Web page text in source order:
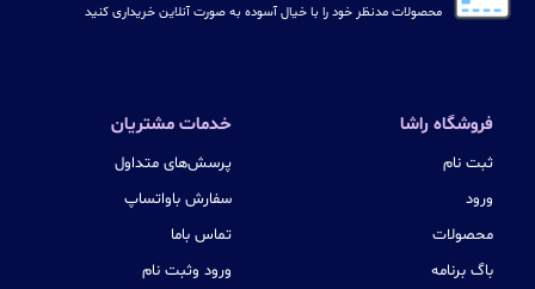
محصولات مدنظر خود را با خیال آسوده به صورت آنلاین خریداری کنید
فروشگاه راشا
ثبت نام
ورود
محصولات
باگ برنامه
خدمات مشتریان
پرسش‌های متداول
سفارش باواتساپ
تماس باما
ورود وثبت نام